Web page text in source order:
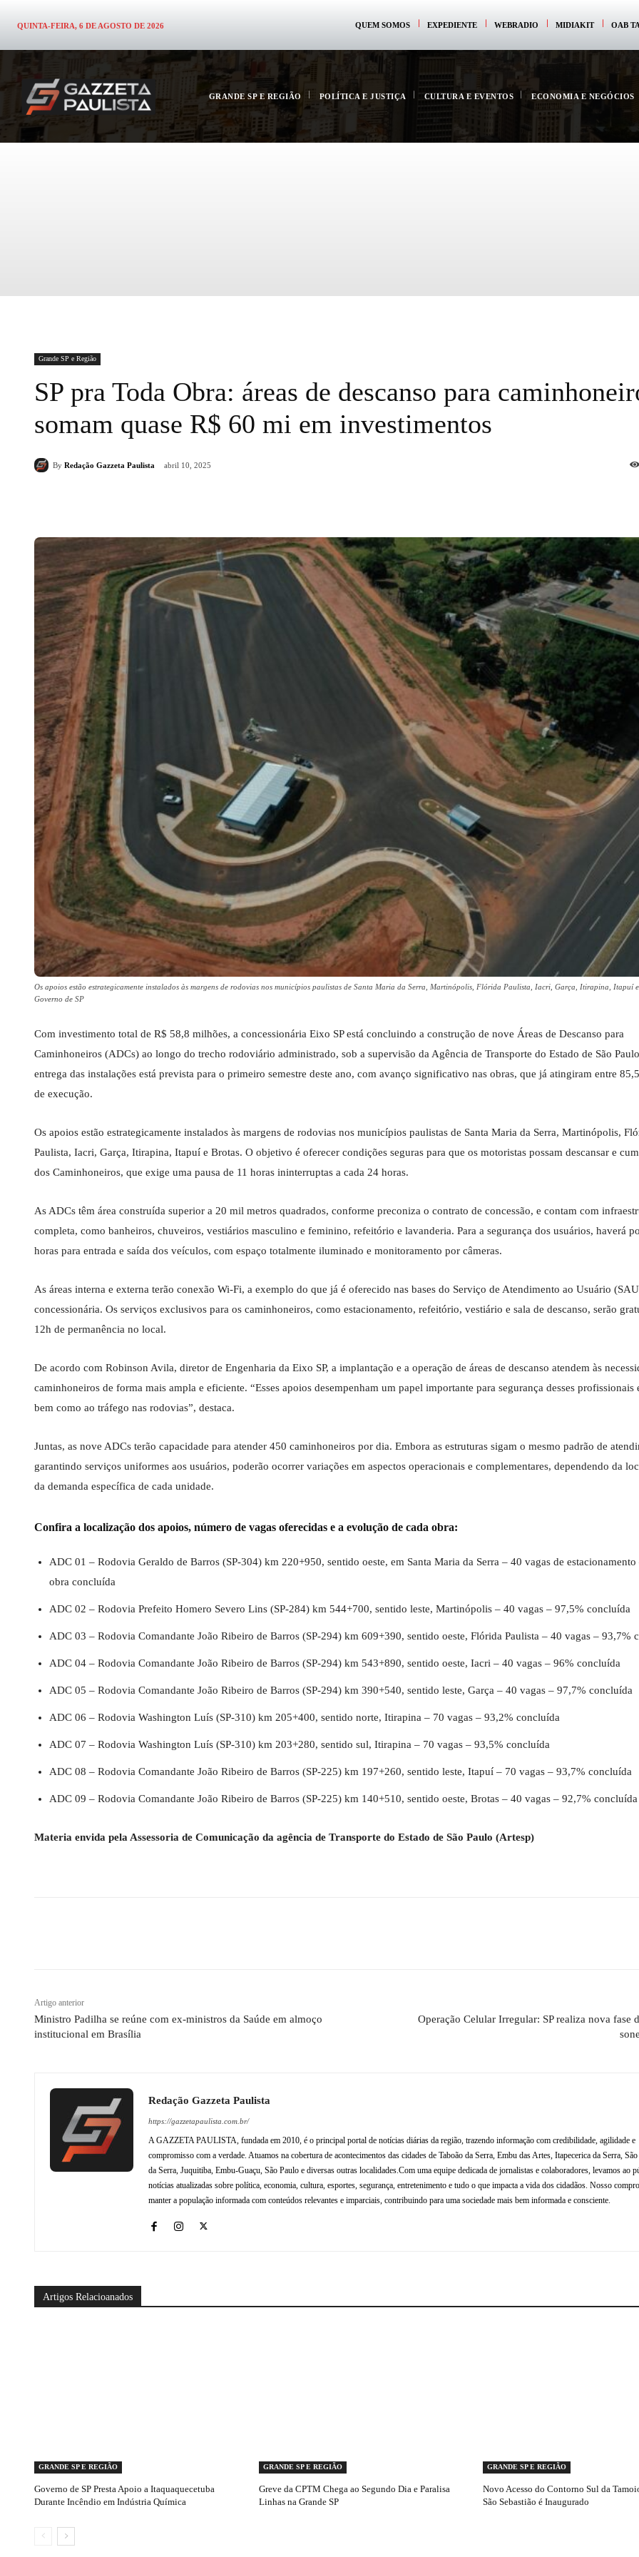
QUINTA-FEIRA, 6 DE AGOSTO DE 2026 QUEM SOMOS EXPEDIENTE WEBRADIO MIDIAKIT OAB
GRANDE SP E REGIÃO POLÍTICA E JUSTIÇA CULTURA E EVENTOS ECONOMIA E NEGÓCIOS
Grande SP e Região
SP pra Toda Obra: áreas de descanso para
somam quase R$ 60 mi em investimentos
By Redação Gazzeta Paulista abril 10, 2025
Os apoios estão estrategicamente instalados às margens de rodovias nos municípios paulistas de Santa Maria da Serra, Martinópolis, Flórida Paulista, Iacri, Garça, Itirapina, Itapuí
Governo de SP
Com investimento total de R$ 58,8 milhões, a concessionária Eixo SP está concluindo a construção de nove Áreas de Descanso para
Caminhoneiros (ADCs) ao longo do trecho rodoviário administrado, sob a supervisão da Agência de Transporte do Estado de São
entrega das instalações está prevista para o primeiro semestre deste ano, com avanço significativo nas obras, que já atingiram entre
de execução.
Os apoios estão estrategicamente instalados às margens de rodovias nos municípios paulistas de Santa Maria da Serra, Martinópolis,
Paulista, Iacri, Garça, Itirapina, Itapuí e Brotas. O objetivo é oferecer condições seguras para que os motoristas possam descansar e
dos Caminhoneiros, que exige uma pausa de 11 horas ininterruptas a cada 24 horas.
As ADCs têm área construída superior a 20 mil metros quadrados, conforme preconiza o contrato de concessão, e contam com
completa, como banheiros, chuveiros, vestiários masculino e feminino, refeitório e lavanderia. Para a segurança dos usuários, haverá
horas para entrada e saída dos veículos, com espaço totalmente iluminado e monitoramento por câmeras.
As áreas interna e externa terão conexão Wi-Fi, a exemplo do que já é oferecido nas bases do Serviço de Atendimento ao Usuário
concessionária. Os serviços exclusivos para os caminhoneiros, como estacionamento, refeitório, vestiário e sala de descanso, serão
12h de permanência no local.
De acordo com Robinson Avila, diretor de Engenharia da Eixo SP, a implantação e a operação de áreas de descanso atendem às
caminhoneiros de forma mais ampla e eficiente. “Esses apoios desempenham um papel importante para segurança desses profissionais
bem como ao tráfego nas rodovias”, destaca.
Juntas, as nove ADCs terão capacidade para atender 450 caminhoneiros por dia. Embora as estruturas sigam o mesmo padrão de
garantindo serviços uniformes aos usuários, poderão ocorrer variações em aspectos operacionais e complementares, dependendo da
da demanda específica de cada unidade.
Confira a localização dos apoios, número de vagas oferecidas e a evolução de cada obra:
ADC 01 – Rodovia Geraldo de Barros (SP-304) km 220+950, sentido oeste, em Santa Maria da Serra – 40 vagas de
obra concluída
ADC 02 – Rodovia Prefeito Homero Severo Lins (SP-284) km 544+700, sentido leste, Martinópolis – 40 vagas – 97,5% concluída
ADC 03 – Rodovia Comandante João Ribeiro de Barros (SP-294) km 609+390, sentido oeste, Flórida Paulista – 40 vagas – 93,7%
ADC 04 – Rodovia Comandante João Ribeiro de Barros (SP-294) km 543+890, sentido oeste, Iacri – 40 vagas – 96% concluída
ADC 05 – Rodovia Comandante João Ribeiro de Barros (SP-294) km 390+540, sentido leste, Garça – 40 vagas – 97,7% concluída
ADC 06 – Rodovia Washington Luís (SP-310) km 205+400, sentido norte, Itirapina – 70 vagas – 93,2% concluída
ADC 07 – Rodovia Washington Luís (SP-310) km 203+280, sentido sul, Itirapina – 70 vagas – 93,5% concluída
ADC 08 – Rodovia Comandante João Ribeiro de Barros (SP-225) km 197+260, sentido leste, Itapuí – 70 vagas – 93,7% concluída
ADC 09 – Rodovia Comandante João Ribeiro de Barros (SP-225) km 140+510, sentido oeste, Brotas – 40 vagas – 92,7% concluída
Materia envida pela Assessoria de Comunicação da agência de Transporte do Estado de São Paulo (Artesp)
Artigo anterior
Ministro Padilha se reúne com ex-ministros da Saúde em almoço
institucional em Brasília
Operação Celular Irregular: SP realiza nova fase
Redação Gazzeta Paulista
https://gazzetapaulista.com.br/
A GAZZETA PAULISTA, fundada em 2010, é o principal portal de notícias diárias da região, trazendo informação com credibilidade, agilidade e
compromisso com a verdade. Atuamos na cobertura de acontecimentos das cidades de Taboão da Serra, Embu das Artes, Itapecerica da Serra,
da Serra, Juquitiba, Embu-Guaçu, São Paulo e diversas outras localidades.Com uma equipe dedicada de jornalistas e colaboradores, levamos ao
notícias atualizadas sobre política, economia, cultura, esportes, segurança, entretenimento e tudo o que impacta a vida dos cidadãos. Nosso
manter a população informada com conteúdos relevantes e imparciais, contribuindo para uma sociedade mais bem informada e consciente.
Artigos Relacioanados
GRANDE SP E REGIÃO
Governo de SP Presta Apoio a Itaquaquecetuba
Durante Incêndio em Indústria Química
GRANDE SP E REGIÃO
Greve da CPTM Chega ao Segundo Dia e Paralisa
Linhas na Grande SP
GRANDE SP E REGIÃO
Novo Acesso do Contorno Sul da
São Sebastião é Inaugurado